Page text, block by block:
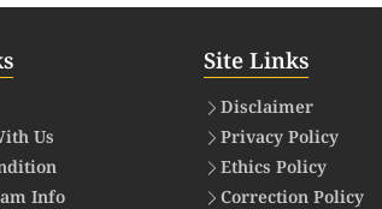
Us
Info
Site Links
Disclaimer
Privacy Policy
Ethics Policy
Correction Policy